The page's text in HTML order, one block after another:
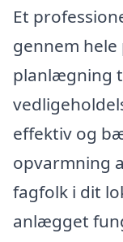
Et
gennem
planlægning
effektiv og
opvarmning
fagfolk i dit
anlægget